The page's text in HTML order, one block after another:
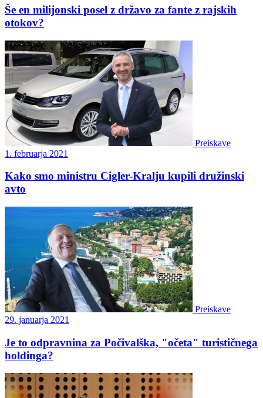
Še en milijonski posel z državo za fante z rajskih
otokov?
Preiskave
1. februarja 2021
Kako smo ministru Cigler-Kralju kupili družinski
avto
Preiskave
29. januarja 2021
Je to odpravnina za Počivalška, "očeta" turističnega
holdinga?